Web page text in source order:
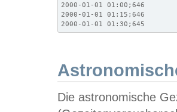
2000-01-01 01:00;646
2000-01-01 01:15;646
2000-01-01 01:30;645
Die astronomische